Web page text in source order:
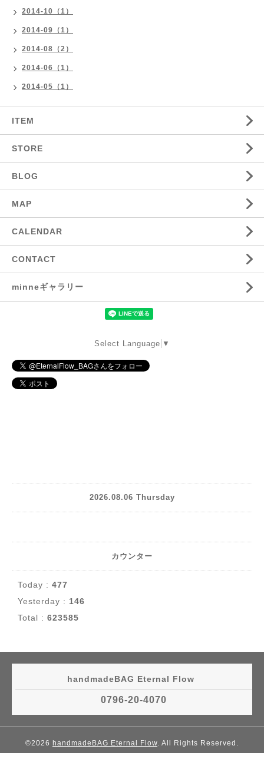
2014-10（1）
2014-09（1）
2014-08（2）
2014-06（1）
2014-05（1）
ITEM
STORE
BLOG
MAP
CALENDAR
CONTACT
minneギャラリー
Select Language ▼
2026.08.06 Thursday
カウンター
Today : 477
Yesterday : 146
Total : 623585
handmadeBAG Eternal Flow
0796-20-4070
©2026 handmadeBAG Eternal Flow . All Rights Reserved.